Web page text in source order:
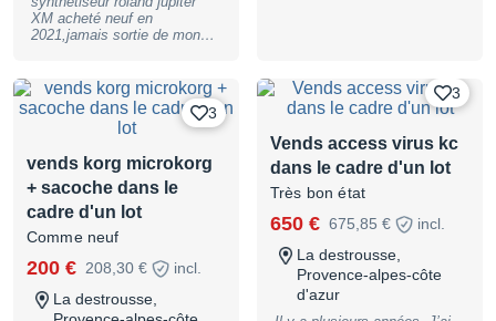
XM acheté neuf en
2021,jamais sortie de mon
aucune rayures ou marques
d'utilisation. Vendu avec le
mode d'emploi.je m'en separe
car je suis plus axé sur le
composition.
3
vends korg microkorg
+ sacoche dans le
cadre d'un lot
Comme neuf
200 € 208,30 €
incl.
La destrousse,
3
Vends access virus kc
dans le cadre d'un lot
Très bon état
650 € 675,85 €
incl.
La destrousse,
Provence-alpes-côte
d'azur